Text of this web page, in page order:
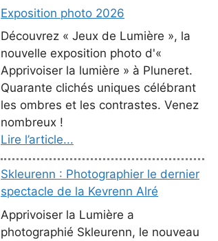
Exposition photo 2026
Découvrez « Jeux de Lumière », la
nouvelle exposition photo d'«
Apprivoiser la lumière » à Pluneret.
Quarante clichés uniques célébrant
les ombres et les contrastes. Venez
nombreux !
Lire l’article...
Skleurenn : Photographier le dernier
spectacle de la Kevrenn Alré
Apprivoiser la Lumière a
photographié Skleurenn, le nouveau